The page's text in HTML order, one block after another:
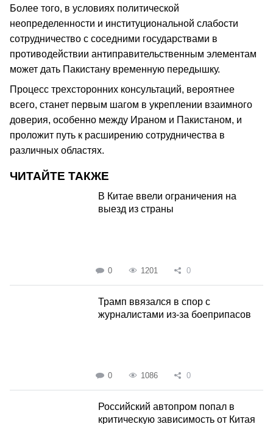
Более того, в условиях политической
неопределенности и институциональной слабости
сотрудничество с соседними государствами в
противодействии антиправительственным элементам
может дать Пакистану временную передышку.
Процесс трехсторонних консультаций, вероятнее
всего, станет первым шагом в укреплении взаимного
доверия, особенно между Ираном и Пакистаном, и
проложит путь к расширению сотрудничества в
различных областях.
ЧИТАЙТЕ ТАКЖЕ
В Китае ввели ограничения на
выезд из страны
0 1201 0
Трамп ввязался в спор с
журналистами из-за боеприпасов
0 1086 0
Российский автопром попал в
критическую зависимость от Китая